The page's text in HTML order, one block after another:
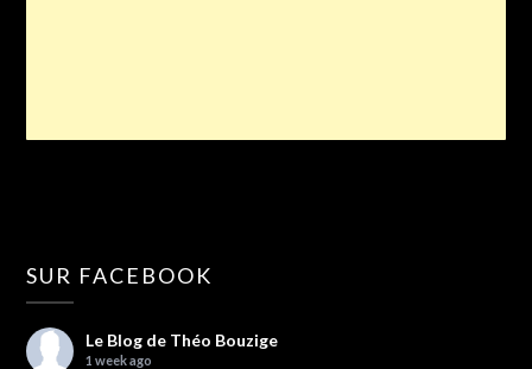
SUR FACEBOOK
Le Blog de Théo Bouzige
1 week ago